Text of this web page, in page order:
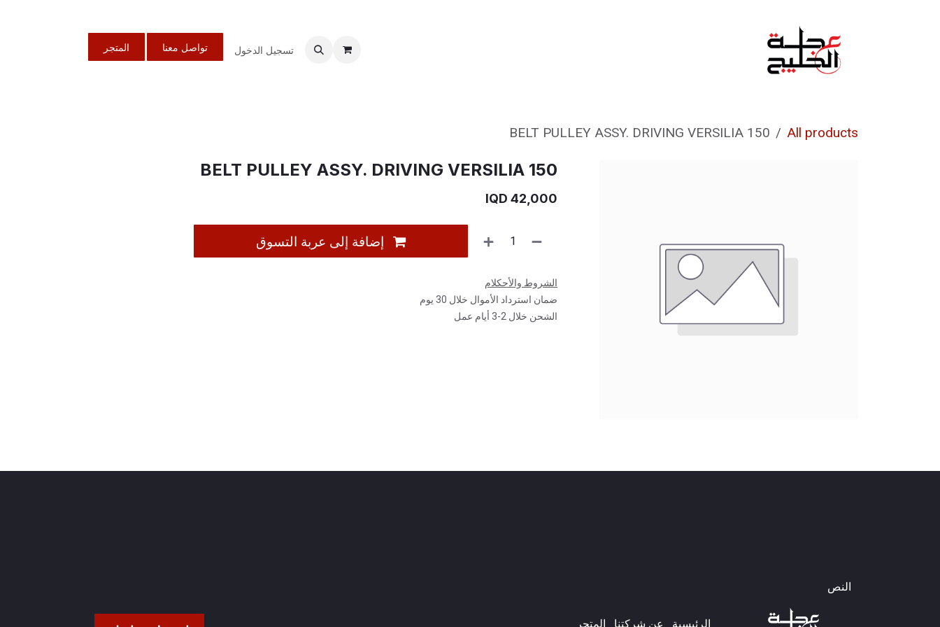
تسجيل الدخول تواصل معنا المتجر
All products
BELT PULLEY ASSY. DRIVING VERSILIA 150
BELT PULLEY ASSY. DRIVING VERSILIA 150
42,000
IQD
إضافة إلى عربة التسوق
الشروط والأحكلام
ضمان استرداد الأموال خلال 30 يوم
الشحن خلال 2-3 أيام عمل
الرئيسية عن شركتنا​ المتجر
النص